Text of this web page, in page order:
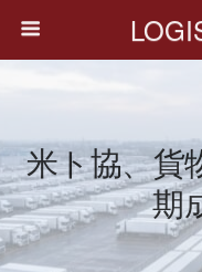
米ト協、貨
期